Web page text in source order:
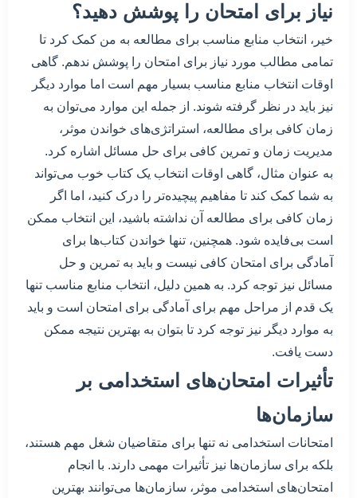
نیاز برای امتحان را پوشش دهید؟
خیر، انتخاب منابع مناسب برای مطالعه به من کمک کرد تا
تمامی مطالب مورد نیاز برای امتحان را پوشش ندهم. گاهی
اوقات انتخاب منابع مناسب بسیار مهم است اما موارد دیگر
نیز باید در نظر گرفته شوند. از جمله این موارد می‌توان به
زمان کافی برای مطالعه، استراتژی‌های خواندن موثر،
مدیریت زمان و تمرین کافی برای حل مسائل اشاره کرد.
به عنوان مثال، گاهی اوقات انتخاب یک کتاب خوب می‌تواند
به شما کمک کند تا مفاهیم پیچیده‌تر را درک کنید، اما اگر
زمان کافی برای مطالعه آن نداشته باشید، این انتخاب ممکن
است بی‌فایده شود. همچنین، تنها خواندن کتاب‌ها برای
آمادگی برای امتحان کافی نیست و باید به تمرین و حل
مسائل نیز توجه کرد. به همین دلیل، انتخاب منابع مناسب تنها
یک قدم از مراحل مهم برای آمادگی برای امتحان است و باید
به موارد دیگر نیز توجه کرد تا بتوان به بهترین نتیجه ممکن
دست یافت.
تأثیرات امتحان‌های استخدامی بر
سازمان‌ها
امتحانات استخدامی نه تنها برای متقاضیان شغل مهم هستند،
بلکه برای سازمان‌ها نیز تأثیرات مهمی دارند. با انجام
امتحان‌های استخدامی موثر، سازمان‌ها می‌توانند بهترین